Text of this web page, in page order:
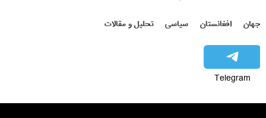
جهان افغانستان سیاسی تحلیل و مقالات
Telegram